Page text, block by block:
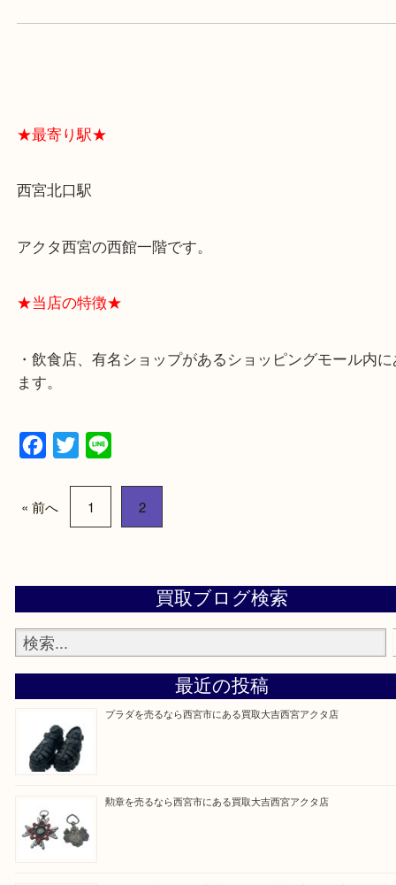
スタッフと直接お話したい方はこちら↓
よくあるご質問はこちら↓
★最寄り駅★
西宮北口駅
アクタ西宮の西館一階です。
★当店の特徴★